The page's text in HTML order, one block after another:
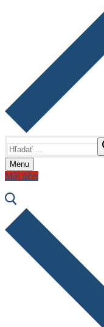
Menu
Môj účet